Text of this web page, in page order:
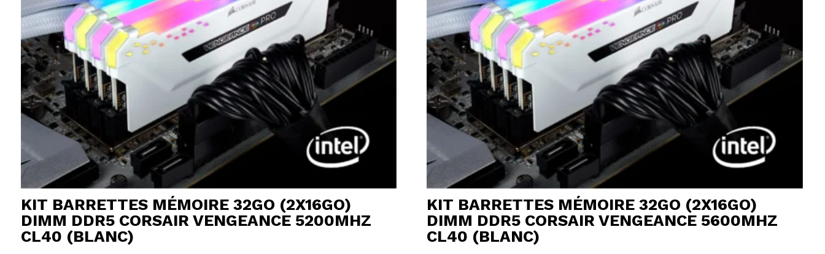
KIT BARRETTES MÉMOIRE 32GO (2X16GO)
DIMM DDR5 CORSAIR VENGEANCE 5200MHZ
CL40 (BLANC)
KIT BARRETTES MÉMOIRE 32GO (2X16GO)
DIMM DDR5 CORSAIR VENGEANCE 5600MHZ
CL40 (BLANC)